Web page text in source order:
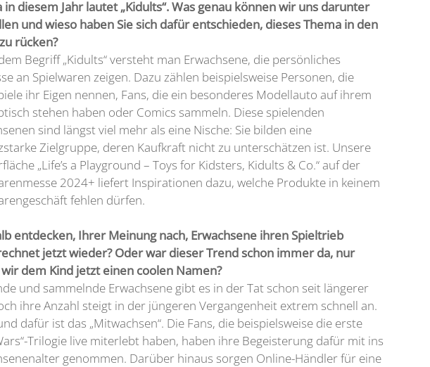
in diesem Jahr lautet „Kidults“. Was genau können wir uns darunter
und wieso haben Sie sich dafür entschieden, dieses Thema in den
rücken?
Begriff „Kidults“ versteht man Erwachsene, die persönliches
an Spielwaren zeigen. Dazu zählen beispielsweise Personen, die
ihr Eigen nennen, Fans, die ein besonderes Modellauto auf ihrem
stehen haben oder Comics sammeln. Diese spielenden
sind längst viel mehr als eine Nische: Sie bilden eine
Zielgruppe, deren Kaufkraft nicht zu unterschätzen ist. Unsere
„Life’s a Playground – Toys for Kidsters, Kidults & Co.“ auf der
2024+ liefert Inspirationen dazu, welche Produkte in keinem
fehlen dürfen.
entdecken, Ihrer Meinung nach, Erwachsene ihren Spieltrieb
jetzt wieder? Oder war dieser Trend schon immer da, nur
dem Kind jetzt einen coolen Namen?
und sammelnde Erwachsene gibt es in der Tat schon seit längerer
ihre Anzahl steigt in der jüngeren Vergangenheit extrem schnell an.
dafür ist das „Mitwachsen“. Die Fans, die beispielsweise die erste
Trilogie live miterlebt haben, haben ihre Begeisterung dafür mit ins
genommen. Darüber hinaus sorgen Online-Händler für eine